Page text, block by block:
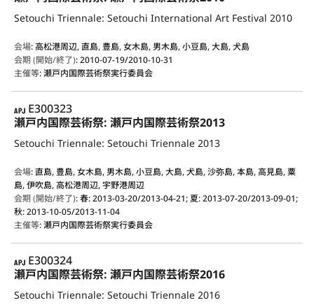
Setouchi Triennale: Setouchi International Art Festival 2010
会場:高松港周辺, 直島, 豊島, 女木島, 男木島, 小豆島, 大島, 犬島
会期 (開始/終了):2010-07-19/2010-10-31
主催等:瀬戸内国際芸術祭実行委員会
APJ
E300323
瀬戸内国際芸術祭: 瀬戸内国際芸術祭2013
Setouchi Triennale: Setouchi Triennale 2013
会場:直島, 豊島, 女木島, 男木島, 小豆島, 大島, 犬島, 沙弥島, 本島, 高見島, 粟
島, 伊吹島, 高松港周辺, 宇野港周辺
会期 (開始/終了):春: 2013-03-20/2013-04-21; 夏: 2013-07-20/2013-09-01;
秋: 2013-10-05/2013-11-04
主催等:瀬戸内国際芸術祭実行委員会
APJ
E300324
瀬戸内国際芸術祭: 瀬戸内国際芸術祭2016
Setouchi Triennale: Setouchi Triennale 2016